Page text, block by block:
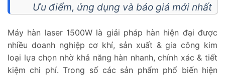
Ưu điểm, ứng dụng và báo giá mới nhất
Máy hàn laser 1500W là giải pháp hàn hiện đại được
nhiều doanh nghiệp cơ khí, sản xuất & gia công kim
loại lựa chọn nhờ khả năng hàn nhanh, chính xác & tiết
kiệm chi phí. Trong số các sản phẩm phổ biến hiện